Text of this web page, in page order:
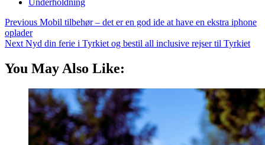
Underholdning
Previous Mobil tilbehør – det er en god ide at have en ekstra iphone
oplader
Next Nyd din ferie i Tyrkiet og bestil all inclusive rejser til Tyrkiet
You May Also Like: